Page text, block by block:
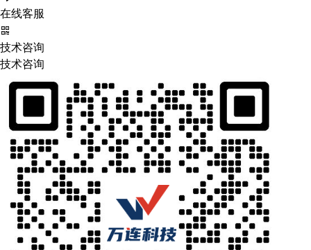
在线客服
技术咨询
技术咨询